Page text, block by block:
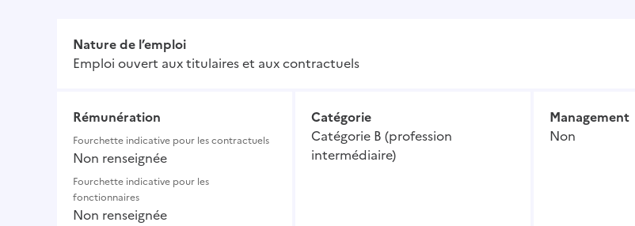
Nature de l’emploi
Emploi ouvert aux titulaires et aux contractuels
Rémunération
Fourchette indicative pour les contractuels
Non renseignée
Fourchette indicative pour les
fonctionnaires
Non renseignée
Catégorie
Catégorie B (profession
intermédiaire)
Management
Non